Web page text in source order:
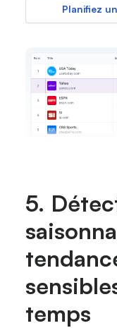
Planifiez
5.
temps